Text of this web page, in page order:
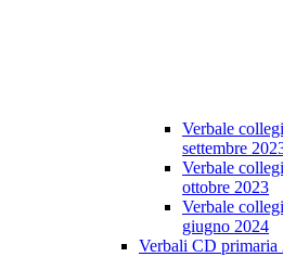
Verbale
settembre
Verbale
ottobre 2023
Verbale
giugno 2024
Verbali CD primaria